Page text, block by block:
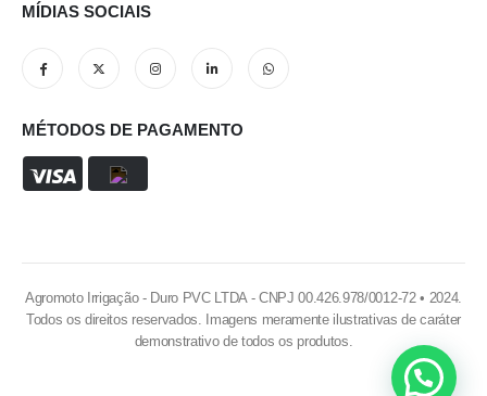
MÍDIAS SOCIAIS
MÉTODOS DE PAGAMENTO
Agromoto Irrigação - Duro PVC LTDA - CNPJ 00.426.978/0012-72 • 2024.
Todos os direitos reservados. Imagens meramente ilustrativas de caráter
demonstrativo de todos os produtos.